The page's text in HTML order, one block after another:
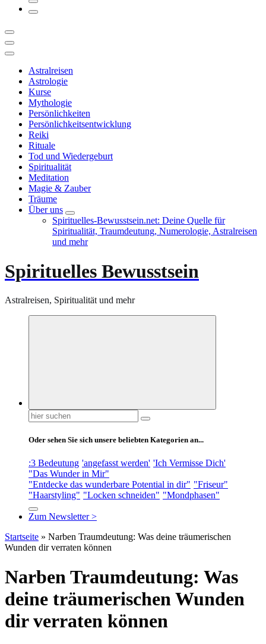
Astralreisen
Astrologie
Kurse
Mythologie
Persönlichkeiten
Persönlichkeitsentwicklung
Reiki
Rituale
Tod und Wiedergeburt
Spiritualität
Meditation
Magie & Zauber
Träume
Über uns
Spirituelles-Bewusstsein.net: Deine Quelle für
Spiritualität, Traumdeutung, Numerologie, Astralreisen
und mehr
Spirituelles Bewusstsein
Astralreisen, Spiritualität und mehr
Suchen
nach:
Oder sehen Sie sich unsere beliebten Kategorien an...
:3 Bedeutung 'angefasst werden' 'Ich Vermisse Dich'
"Das Wunder in Mir"
"Entdecke das wunderbare Potential in dir" "Friseur"
"Haarstyling" "Locken schneiden" "Mondphasen"
Zum Newsletter >
Startseite » Narben Traumdeutung: Was deine träumerischen
Wunden dir verraten können
Narben Traumdeutung: Was
deine träumerischen Wunden
dir verraten können